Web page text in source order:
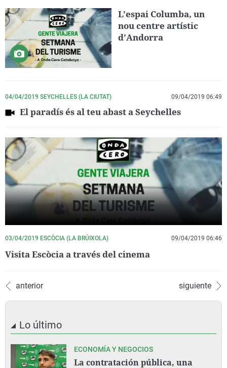
L’espai Columba, un
nou centre artístic
d’Andorra
04/04/2019 SEYCHELLES (LA CIUTAT) 09/04/2019 06:49
El paradís és al teu abast a Seychelles
03/04/2019 ESCÒCIA (LA BRÚIXOLA) 09/04/2019 06:46
Visita Escòcia a través del cinema
anterior siguiente
Lo último
ECONOMÍA Y NEGOCIOS
La contratación pública, una